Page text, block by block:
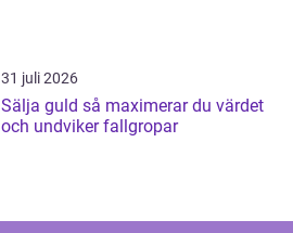
31 juli 2026
Sälja guld så maximerar du värdet
och undviker fallgropar